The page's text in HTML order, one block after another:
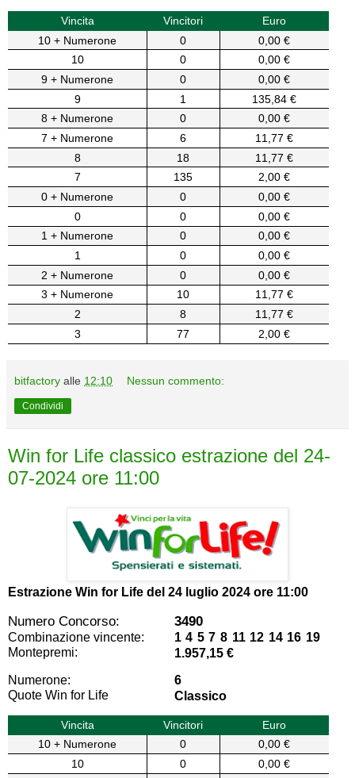
Vincita Vincitori
Euro
10 + Numerone
0
0,00 €
10
0
0,00 €
9 + Numerone
0
0,00 €
9
1
135,84 €
8 + Numerone
0
0,00 €
7 + Numerone
6
11,77 €
8
18
11,77 €
7
135
2,00 €
0 + Numerone
0
0,00 €
0
0
0,00 €
1 + Numerone
0
0,00 €
1
0
0,00 €
2 + Numerone
0
0,00 €
3 + Numerone
10
11,77 €
2
8
11,77 €
3
77 2,00 €
bitfactory alle 12:10 Nessun commento:
Condividi
Win for Life classico estrazione del 24-
07-2024 ore 11:00
Estrazione Win for Life del 24 luglio 2024 ore 11:00
Numero Concorso: 3490
Combinazione vincente:
1 4 5 7 8 11 12 14 16 19
Montepremi:
1.957,15 €
Numerone:
6
Quote Win for Life
Classico
Vincita Vincitori
Euro
10 + Numerone
0
0,00 €
10
0
0,00 €